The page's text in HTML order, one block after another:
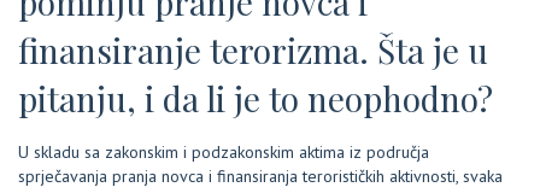
finansiranje terorizma. Šta je u
pitanju, i da li je to neophodno?
U skladu sa zakonskim i podzakonskim aktima iz područja
sprječavanja pranja novca i finansiranja terorističkih aktivnosti, svaka